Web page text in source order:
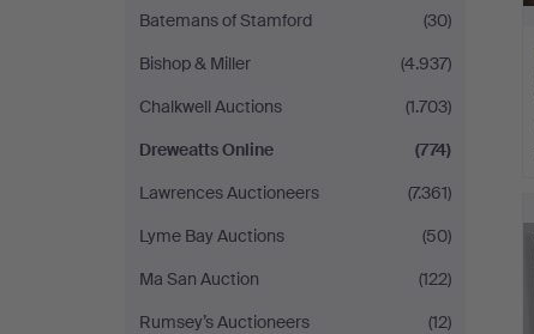
Batemans of Stamford
(30)
Bishop & Miller
(4.937)
Chalkwell Auctions
(1.703)
Dreweatts Online
(774)
Lawrences Auctioneers
(7.361)
Lyme Bay Auctions
(50)
Ma San Auction
(122)
Rumsey’s Auctioneers
(12)